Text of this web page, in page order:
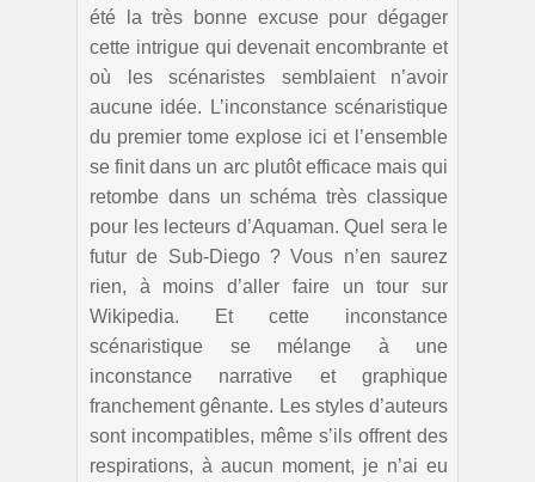
été la très bonne excuse pour dégager
cette intrigue qui devenait encombrante et
où les scénaristes semblaient n’avoir
aucune idée. L’inconstance scénaristique
du premier tome explose ici et l’ensemble
se finit dans un arc plutôt efficace mais qui
retombe dans un schéma très classique
pour les lecteurs d’Aquaman. Quel sera le
futur de Sub-Diego ? Vous n’en saurez
rien, à moins d’aller faire un tour sur
Wikipedia. Et cette inconstance
scénaristique se mélange à une
inconstance narrative et graphique
franchement gênante. Les styles d’auteurs
sont incompatibles, même s’ils offrent des
respirations, à aucun moment, je n’ai eu